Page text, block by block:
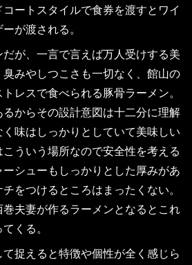
ートスタイルで食券を渡すとワイ
が渡される。
が、一言で言えば万人受けする美
みやしつこさも一切なく、館山の
レスで食べられる豚骨ラーメン。
からその設計意図は十二分に理解
味はしっかりとしていて美味しい
ういう場所なので安全性を考える
シューもしっかりとした厚みがあ
をつけるところはまったくない。
夫妻が作るラーメンとなるとこれ
くる。
捉えると特徴や個性が全く感じら